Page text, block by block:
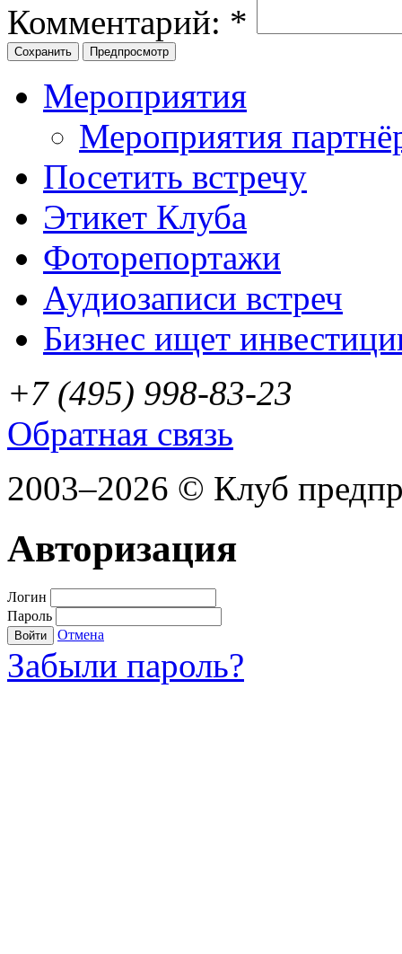
Комментарий: *
Мероприятия
Мероприятия
Посетить встречу
Этикет Клуба
Фоторепортажи
Аудиозаписи встреч
Бизнес ищет
+7 (495) 998-83-23
Обратная связь
2003–2026 © Клуб
Авторизация
Логин
Пароль
Войти Отмена
Забыли пароль?